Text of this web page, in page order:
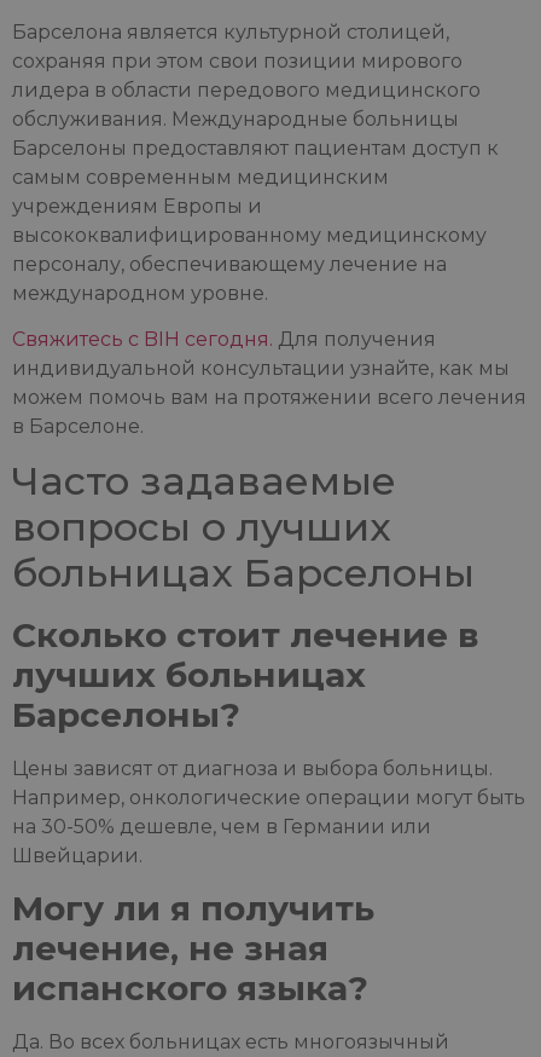
Барселона является культурной столицей,
сохраняя при этом свои позиции мирового
лидера в области передового медицинского
обслуживания. Международные больницы
Барселоны предоставляют пациентам доступ к
самым современным медицинским
учреждениям Европы и
высококвалифицированному медицинскому
персоналу, обеспечивающему лечение на
международном уровне.
Свяжитесь с BIH сегодня. Для получения
индивидуальной консультации узнайте, как мы
можем помочь вам на протяжении всего лечения
в Барселоне.
Часто задаваемые
вопросы о лучших
больницах Барселоны
Сколько стоит лечение в
лучших больницах
Барселоны?
Цены зависят от диагноза и выбора больницы.
Например, онкологические операции могут быть
на 30-50% дешевле, чем в Германии или
Швейцарии.
Могу ли я получить
лечение, не зная
испанского языка?
Да. Во всех больницах есть многоязычный